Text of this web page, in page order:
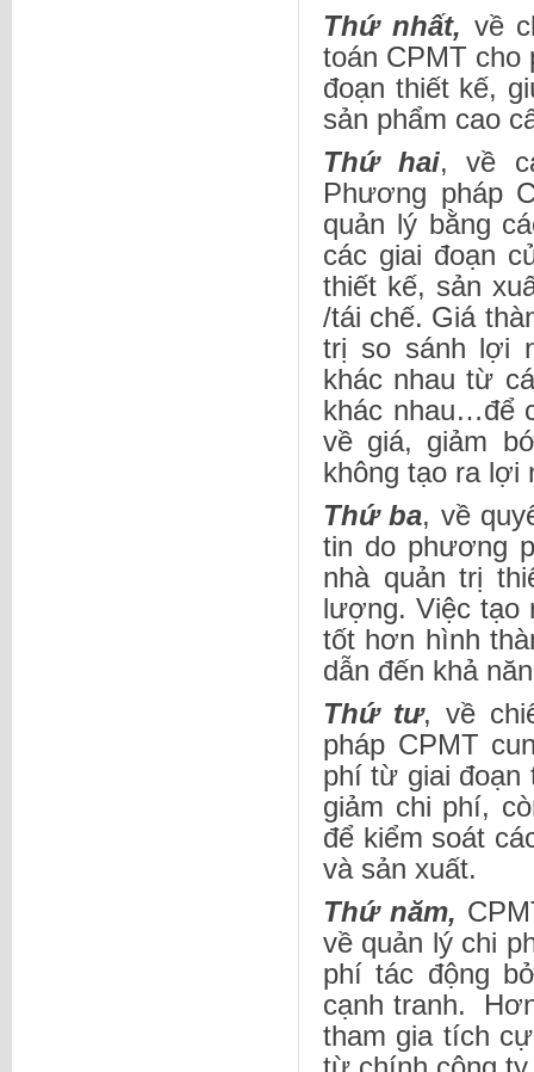
Thứ nhất, về
toán CPMT cho
đoạn thiết kế,
sản phẩm cao
Thứ hai, về
Phương pháp
quản lý bằng
các giai đoạn
thiết kế, sản
/tái chế. Giá
trị so sánh lợi
khác nhau từ
khác nhau…để
về giá, giảm
không tạo ra lợi
Thứ ba, về
tin do phương
nhà quản trị
lượng. Việc tạo
tốt hơn hình
dẫn đến khả
Thứ tư, về
pháp CPMT
phí từ giai đoạn
giảm chi phí,
để kiểm soát
và sản xuất.
Thứ năm,
về quản lý chi
phí tác động
cạnh tranh.
tham gia tích